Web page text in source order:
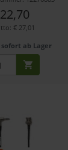
€ 27,01
sofort ab Lager